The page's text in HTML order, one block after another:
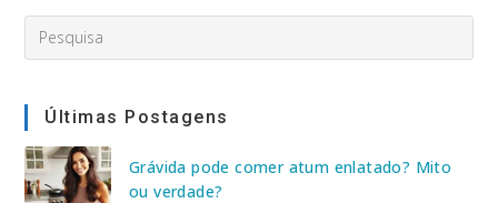
Search
this
Últimas Postagens
Grávida pode comer atum enlatado? Mito
ou verdade?